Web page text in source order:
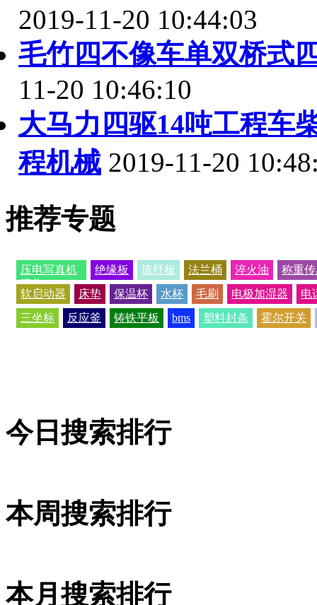
2019-11-20 10:44:03
毛竹四不像车单双桥式
11-20 10:46:10
大马力四驱14吨工程车
程机械 2019-11-20
推荐专题
压电写真机
喷头
绝缘板 玻纤板 法兰桶 淬火油
称重
软启动器
床垫 保温杯 水杯 毛刷 电极加湿器
电
三坐标
反应釜 铸铁平板 bms 塑料封条 霍尔开关
今日搜索排行
本周搜索排行
本月搜索排行